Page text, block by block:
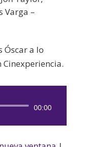
Varga –
Óscar a lo
00:00